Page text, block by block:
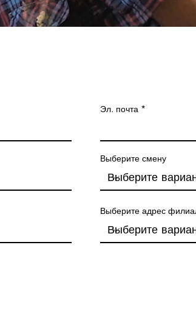
Эл. почта
Выберите смену
Выберите адрес